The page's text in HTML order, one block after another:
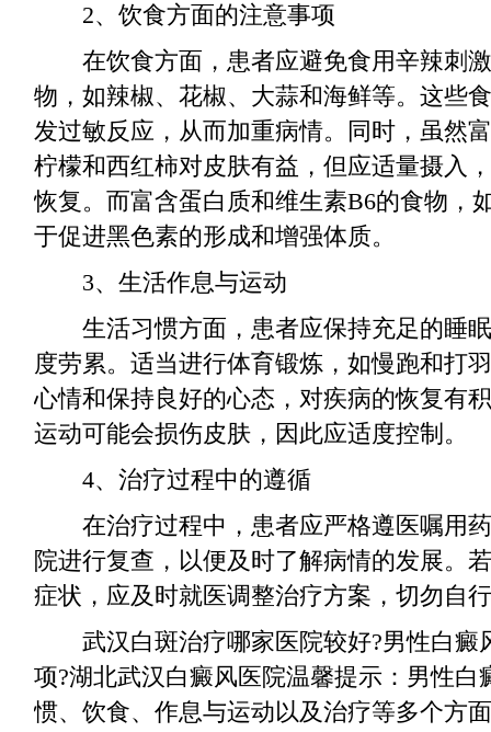
2、饮食方面的注意事项
在饮食方面，患者应避免食用辛辣刺激
物，如辣椒、花椒、大蒜和海鲜等。这些
发过敏反应，从而加重病情。同时，虽然
柠檬和西红柿对皮肤有益，但应适量摄入
恢复。而富含蛋白质和维生素B6的食物，
于促进黑色素的形成和增强体质。
3、生活作息与运动
生活习惯方面，患者应保持充足的睡眠
度劳累。适当进行体育锻炼，如慢跑和打
心情和保持良好的心态，对疾病的恢复有
运动可能会损伤皮肤，因此应适度控制。
4、治疗过程中的遵循
在治疗过程中，患者应严格遵医嘱用药
院进行复查，以便及时了解病情的发展。
症状，应及时就医调整治疗方案，切勿自
武汉白斑治疗哪家医院较好?男性白癜
项?湖北武汉白癜风医院温馨提示：男性白
惯、饮食、作息与运动以及治疗等多个方